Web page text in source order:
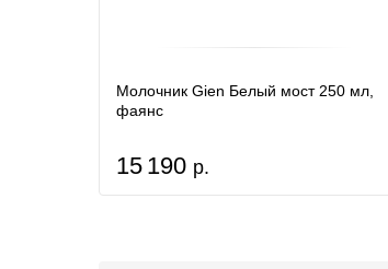
Молочник Gien Белый мост 250 мл,
фаянс
15 190 р.